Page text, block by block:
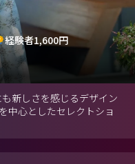
経験者1,600円
新しさを感じるデザイン
中心としたセレクトショ